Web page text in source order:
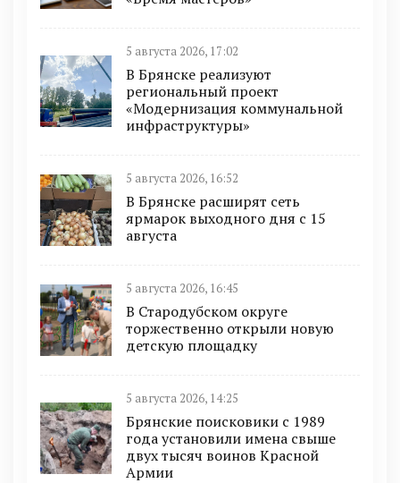
5 августа 2026, 17:02
В Брянске реализуют
региональный проект
«Модернизация коммунальной
инфраструктуры»
5 августа 2026, 16:52
В Брянске расширят сеть
ярмарок выходного дня с 15
августа
5 августа 2026, 16:45
В Стародубском округе
торжественно открыли новую
детскую площадку
5 августа 2026, 14:25
Брянские поисковики с 1989
года установили имена свыше
двух тысяч воинов Красной
Армии